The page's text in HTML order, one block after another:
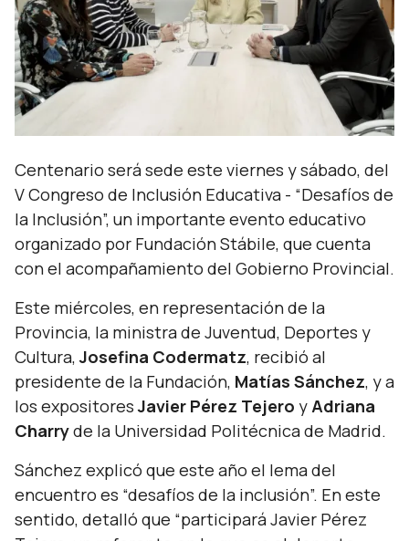
Centenario será sede este viernes y sábado, del
V Congreso de Inclusión Educativa - “Desafíos de
la Inclusión”, un importante evento educativo
organizado por Fundación Stábile, que cuenta
con el acompañamiento del Gobierno Provincial.
Este miércoles, en representación de la
Provincia, la ministra de Juventud, Deportes y
Cultura,Josefina Codermatz, recibió al
presidente de la Fundación, Matías Sánchez, y a
los expositoresJavier Pérez Tejero yAdriana
Charryde la Universidad Politécnica de Madrid.
Sánchez explicó que este año el lema del
encuentro es “desafíos de la inclusión”. En este
sentido, detalló que “participará Javier Pérez